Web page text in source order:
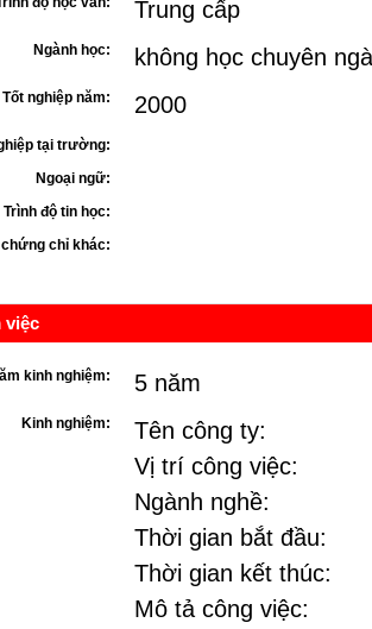
Trung cấp
Ngành học: không học chuyên
Tốt nghiệp năm: 2000
tại trường:
Ngoại ngữ:
Trình độ tin học:
chỉ khác:
việc
kinh nghiệm: 5 năm
Kinh nghiệm:
Tên công ty:
Vị trí công việc:
Ngành nghề:
Thời gian bắt đầu:
Thời gian kết thúc:
Mô tả công việc: